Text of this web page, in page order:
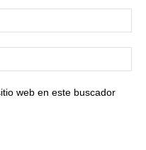
web en este buscador